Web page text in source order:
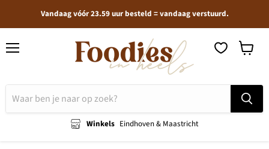
Vandaag vóór 23.59 uur besteld = vandaag verstuurd.
Winkels Eindhoven & Maastricht